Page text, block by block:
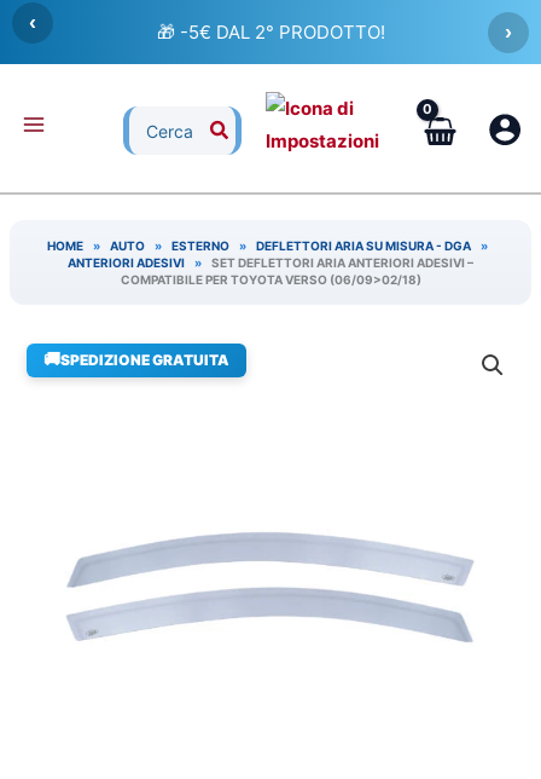
Vai
contenuto
‹ 🎁 -5€ DAL 2° PRODOTTO! ›
Ricerca
per:
HOME » AUTO » ESTERNO » DEFLETTORI ARIA SU MISURA - DGA
»
ANTERIORI ADESIVI
»
SET DEFLETTORI ARIA ANTERIORI ADESIVI –
COMPATIBILE PER TOYOTA VERSO (06/09>02/18)
🚚SPEDIZIONE GRATUITA